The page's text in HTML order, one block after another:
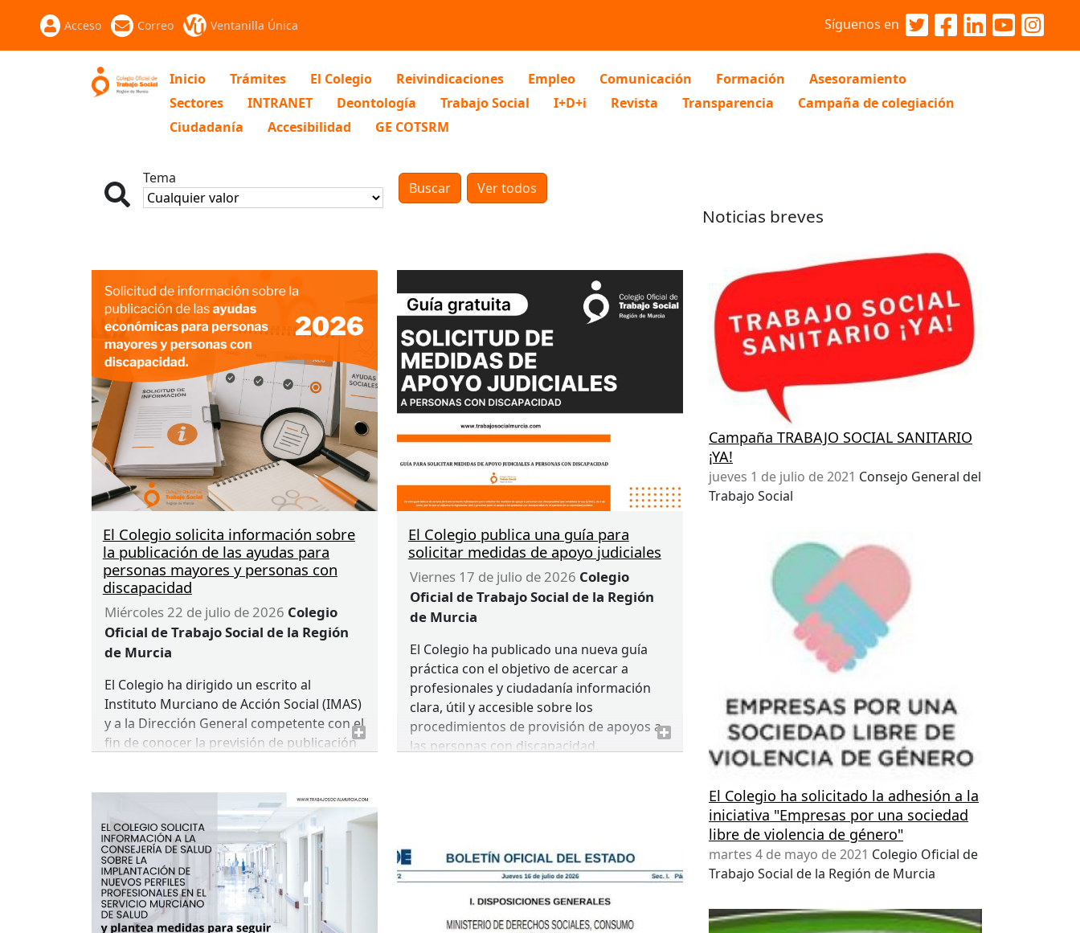
Acceso Correo Ventanilla Única Síguenos en
Inicio Trámites El Colegio Reivindicaciones Empleo Comunicación Formación
Asesoramiento
Sectores
INTRANET Deontología Trabajo Social I+D+i Revista Transparencia
Campaña de colegiación
Ciudadanía
Accesibilidad GE COTSRM
Tema
El Colegio solicita información sobre
la publicación de las ayudas para
personas mayores y personas con
discapacidad
miércoles 22 de julio de 2026 Colegio
Oficial de Trabajo Social de la Región
de Murcia
El Colegio ha dirigido un escrito al
Instituto Murciano de Acción Social (IMAS)
y a la Dirección General competente con el
fin de conocer la previsión de publicación
para Personas Mayores (AEPM)y de las
Ayudas Individualizadas para Personas
con Discapacidad (AIPD ).
El Colegio publica una guía para
solicitar medidas de apoyo judiciales
viernes 17 de julio de 2026 Colegio
Oficial de Trabajo Social de la Región
de Murcia
El Colegio ha publicado una nueva guía
práctica con el objetivo de acercar a
profesionales y ciudadanía información
clara, útil y accesible sobre los
procedimientos de provisión de apoyos a
las personas con discapacidad.
Apartado TrámitesContratación Servicios
TS Peritaje.
Apartado I+D+iInformes, documentos y
Noticias breves
Campaña TRABAJO SOCIAL SANITARIO
¡YA!
jueves 1 de julio de 2021 Consejo General del
Trabajo Social
El Colegio ha solicitado la adhesión a la
iniciativa "Empresas por una sociedad
libre de violencia de género"
martes 4 de mayo de 2021 Colegio Oficial de
Trabajo Social de la Región de Murcia